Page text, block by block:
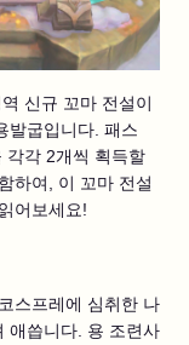
신규 꼬마 전설이
발굽입니다. 패스
각각 2개씩 획득할
하여, 이 꼬마 전설
어보세요!
스프레에 심취한 나
애씁니다. 용 조련사